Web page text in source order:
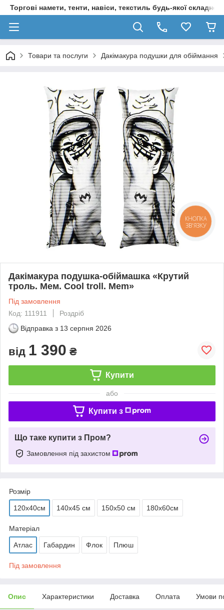
Торгові намети, тенти, навіси, текстиль будь-якої
Товари та послуги Дакімакура подушки для обіймання
Дакімакура подушка-обіймашка «Крутий
троль. Мем. Cool troll. Mem»
Під замовлення
Код: 111911
Роздріб
Відправка з 13 серпня 2026
від 1 390 ₴
Купити
або
Купити з
Що таке купити з Пром?
Замовлення під захистом
Розмір
120х40см 140х45 см 150х50 см 180х60см
Матеріал
Атлас Габардин Флок Плюш
Під замовлення
Опис Характеристики Доставка Оплата Умови
КНОПКА
ЗВ'ЯЗКУ